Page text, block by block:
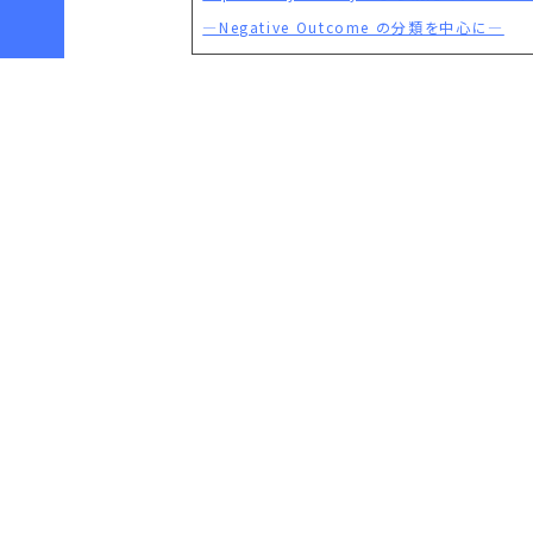
―Negative Outcome の分類を中心に―